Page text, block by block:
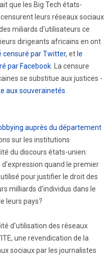
que les Big Tech états-
leurs réseaux sociaux
miliards d'utilisateurs ce
dirigeants africains en ont
censuré par Twitter, et le
par Facebook . La censure
se substitue aux justices -
aux souverainetés
auprès du département
sur les institutions
du discours états-unien:
quand le premier
pour justifier le droit des
milliards d'individus dans le
leurs pays?
d'utilisation des réseaux
une revendication de la
sociaux par les journalistes